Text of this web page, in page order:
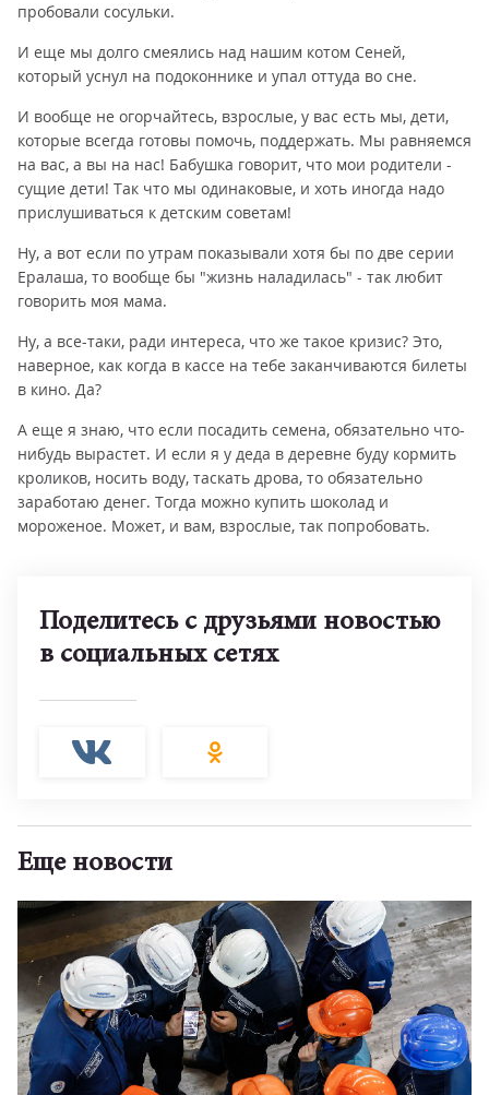
пробовали сосульки.
И еще мы долго смеялись над нашим котом Сеней,
который уснул на подоконнике и упал оттуда во сне.
И вообще не огорчайтесь, взрослые, у вас есть мы, дети,
которые всегда готовы помочь, поддержать. Мы равняемся
на вас, а вы на нас! Бабушка говорит, что мои родители -
сущие дети! Так что мы одинаковые, и хоть иногда надо
прислушиваться к детским советам!
Ну, а вот если по утрам показывали хотя бы по две серии
Ералаша, то вообще бы "жизнь наладилась" - так любит
говорить моя мама.
Ну, а все-таки, ради интереса, что же такое кризис? Это,
наверное, как когда в кассе на тебе заканчиваются билеты
в кино. Да?
А еще я знаю, что если посадить семена, обязательно что-
нибудь вырастет. И если я у деда в деревне буду кормить
кроликов, носить воду, таскать дрова, то обязательно
заработаю денег. Тогда можно купить шоколад и
мороженое. Может, и вам, взрослые, так попробовать.
Поделитесь с друзьями новостью
в социальных сетях
Еще новости